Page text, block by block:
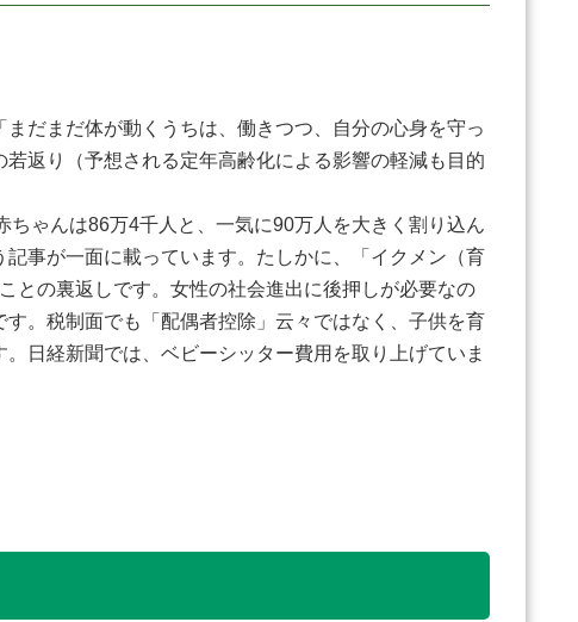
だまだ体が動くうちは、働きつつ、自分の心身を守っ
返り（予想される定年高齢化による影響の軽減も目的
ゃんは86万4千人と、一気に90万人を大きく割り込ん
事が一面に載っています。たしかに、「イクメン（育
との裏返しです。女性の社会進出に後押しが必要なの
。税制面でも「配偶者控除」云々ではなく、子供を育
日経新聞では、ベビーシッター費用を取り上げていま